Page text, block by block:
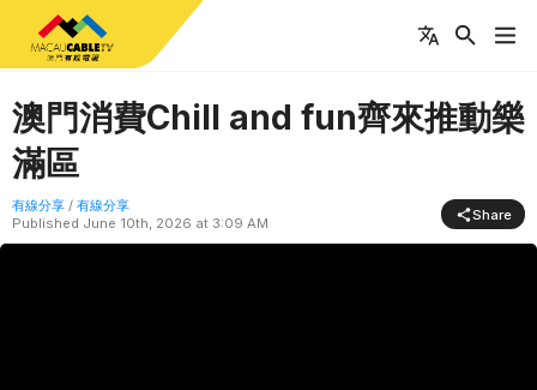
澳門消費Chill and fun齊來推動樂
滿區
有線分享 / 有線分享
Published June 10th, 2026 at 3:09 AM
Share